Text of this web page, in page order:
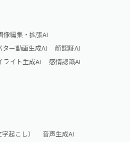
像編集・拡張AI
ター動画生成AI
顔認証AI
ライト生成AI
感情認識AI
起こし）
音声生成AI